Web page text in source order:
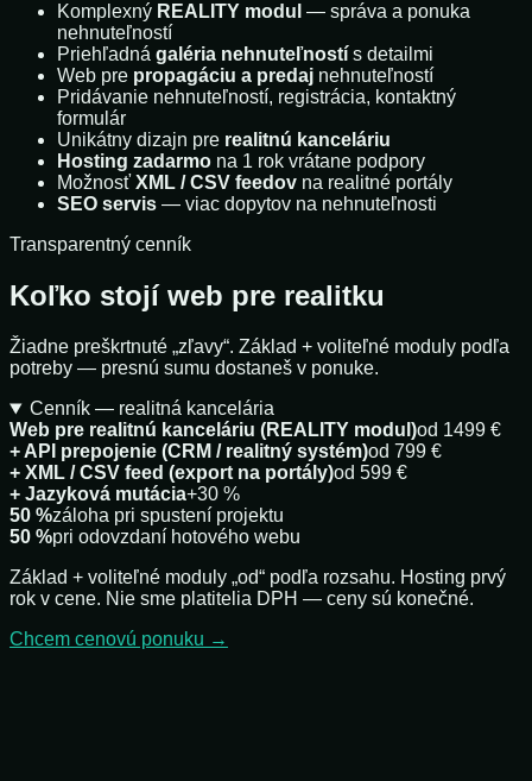
Komplexný REALITY modul — správa a ponuka
nehnuteľností
Priehľadná galéria nehnuteľností s detailmi
Web pre propagáciu a predaj nehnuteľností
Pridávanie nehnuteľností, registrácia, kontaktný
formulár
Unikátny dizajn pre realitnú kanceláriu
Hosting zadarmo na 1 rok vrátane podpory
Možnosť XML / CSV feedov na realitné portály
SEO servis — viac dopytov na nehnuteľnosti
Transparentný cenník
Koľko stojí web pre realitku
Žiadne preškrtnuté „zľavy“. Základ + voliteľné moduly podľa
potreby — presnú sumu dostaneš v ponuke.
Cenník — realitná kancelária
Web pre realitnú kanceláriu (REALITY modul)od 1499 €
+ API prepojenie (CRM / realitný systém)od 799 €
+ XML / CSV feed (export na portály)od 599 €
+ Jazyková mutácia+30 %
50 %záloha pri spustení projektu
50 %pri odovzdaní hotového webu
Základ + voliteľné moduly „od“ podľa rozsahu. Hosting prvý
rok v cene. Nie sme platitelia DPH — ceny sú konečné.
Chcem cenovú ponuku →